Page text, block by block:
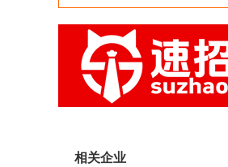
相关企业